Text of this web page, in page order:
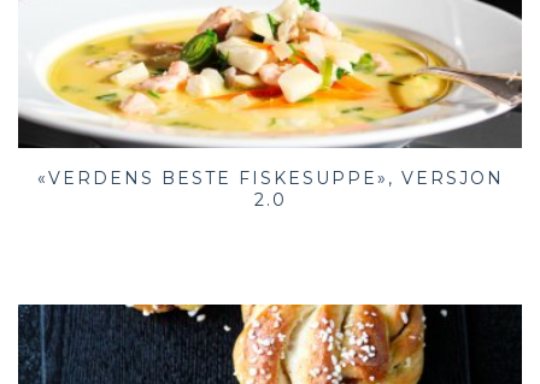
«VERDENS BESTE FISKESUPPE», VERSJON
2.0